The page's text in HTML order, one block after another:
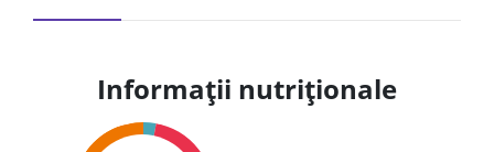
Informații nutriționale